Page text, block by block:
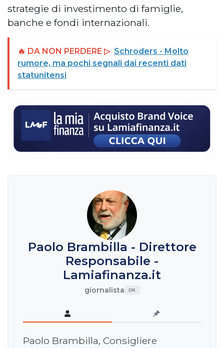
strategie di investimento di famiglie,
banche e fondi internazionali.
🔥 DA NON PERDERE ▷ Schroders - Molto
rumore, ma pochi segnali dai recenti dati
statunitensi
Paolo Brambilla - Direttore
Responsabile -
Lamiafinanza.it
giornalista DR.
Paolo Brambilla, Consigliere